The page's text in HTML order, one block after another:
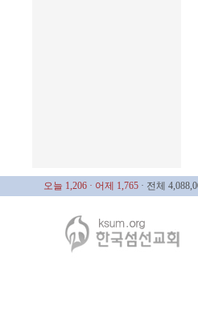
오늘 1,206 · 어제 1,765 · 전체